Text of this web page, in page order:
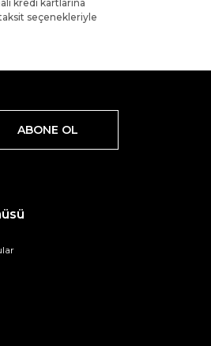
kredi kartlarına
seçenekleriyle
ABONE OL